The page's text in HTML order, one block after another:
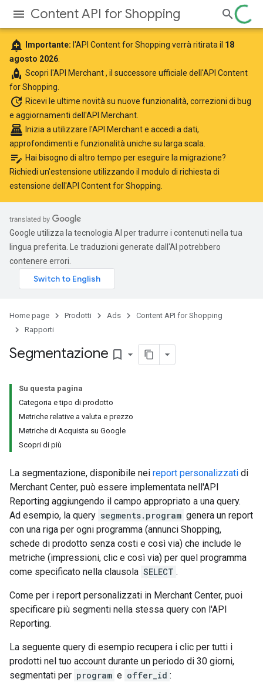
Content API for Shopping
add_alert Importante: l'API Content for Shopping verrà ritirata il 18
agosto 2026
rocket Scopri l'API Merchant, il successore ufficiale dell'API Content
for Shopping.
update Ricevi le ultime novità su nuove funzionalità, correzioni di bug
e aggiornamenti dell'API Merchant.
point_of_sale Inizia a utilizzare l'API Merchante accedi a dati,
approfondimenti e funzionalità uniche su larga scala.
edit_note Hai bisogno di altro tempo per eseguire la migrazione?
Richiedi un'estensione utilizzando il modulo di richiesta di
estensione dell'API Content for Shopping
Google utilizza la tecnologia AI per tradurre i contenuti nella tua
lingua preferita. Le traduzioni generate dall'AI potrebbero
contenere errori.
Home page Prodotti Ads
Content API for Shopping
Rapporti
Segmentazione bookmark_border
Su questa pagina
Categoria e tipo di prodotto
Metriche relative a valuta e prezzo
Metriche di Acquista su Google
Scopri di più
La segmentazione, disponibile nei report personalizzati di
Merchant Center, può essere implementata nell'API
Reporting aggiungendo il campo appropriato a una query.
Ad esempio, la query segments.program genera un report
con una riga per ogni programma (annunci Shopping,
schede di prodotto senza costi e così via) che include le
metriche (impressioni, clic e così via) per quel programma
come specificato nella clausola SELECT .
Come per i report personalizzati in Merchant Center, puoi
specificare più segmenti nella stessa query con l'API
Reporting.
La seguente query di esempio recupera i clic per tutti i
prodotti nel tuo account durante un periodo di 30 giorni,
segmentati per program e offer_id :